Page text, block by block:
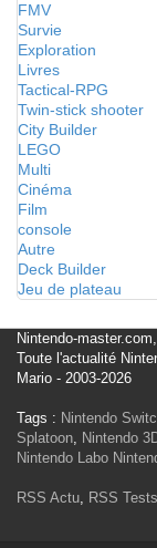
FMV
Survie
Exploration
Livres
Tactical-RPG
Twin-stick shooter
City Builder
LEGO
Multi
Cinéma
Film
console
Autre
Deck Builder
Jeu de plateau
Nintendo-
Toute l'actualité
Mario - 2003-2026
Tags : Nintendo
Splatoon, Nintendo
Nintendo Labo
RSS Actu, RSS Tests